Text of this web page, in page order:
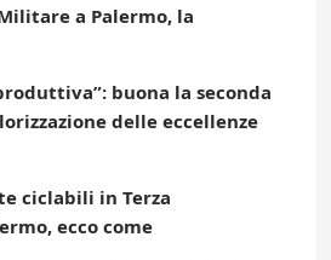
a Palermo, la
buona la seconda
delle eccellenze
ciclabili in Terza
ecco come